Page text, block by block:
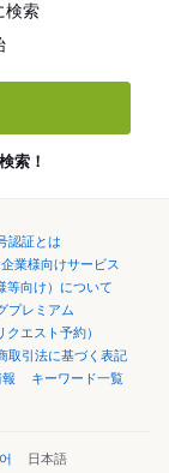
検索
索！
認証とは
業様向けサービス
等向け）について
プレミアム
エスト予約）
取引法に基づく表記
キーワード一覧
日本語